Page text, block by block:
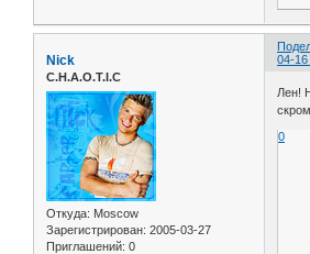
04-16
Nick
C.H.A.O.T.I.C
Откуда: Moscow
Зарегистрирован: 2005-03-27
Приглашений: 0
Лен!
0